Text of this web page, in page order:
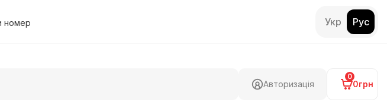
номер Укр Рус
Авторизація
0
0грн